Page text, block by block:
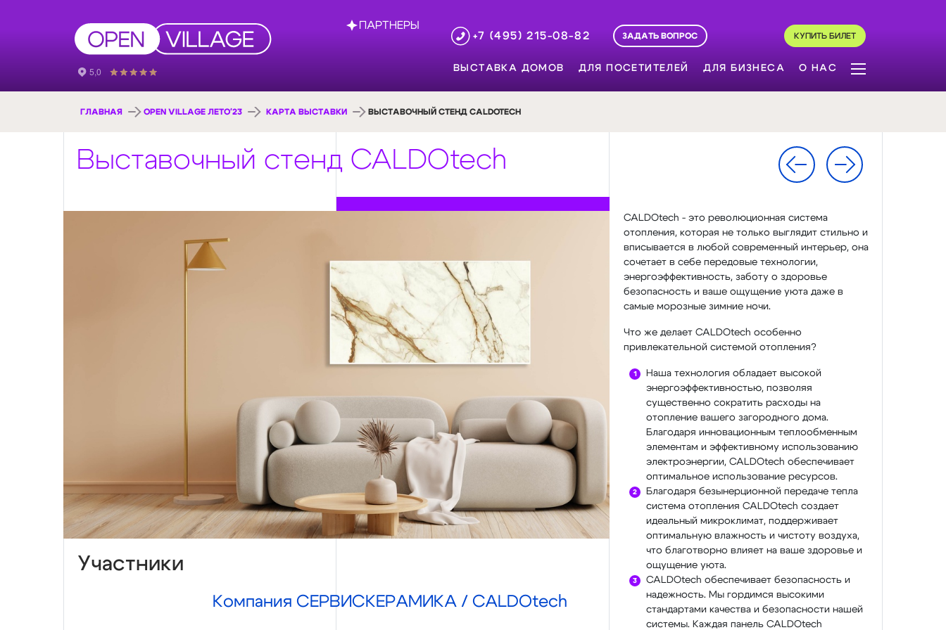
ПАРТНЕРЫ
+7 (495) 215-08-82
ЗАДАТЬ ВОПРОС КУПИТЬ БИЛЕТ
ВЫСТАВКА ДОМОВ ДЛЯ ПОСЕТИТЕЛЕЙ ДЛЯ БИЗНЕСА О НАС
ГЛАВНАЯ OPEN VILLAGE ЛЕТО'23 КАРТА ВЫСТАВКИ ВЫСТАВОЧНЫЙ СТЕНД CALDOTECH
Выставочный стенд CALDOtech
Участники
Компания СЕРВИСКЕРАМИКА / CALDOtech
CALDOtech - это революционная система
отопления, которая не только выглядит стильно и
вписывается в любой современный интерьер, она
сочетает в себе передовые технологии,
энергоэффективность, заботу о здоровье
безопасность и ваше ощущение уюта даже в
самые морозные зимние ночи.
Что же делает CALDOtech особенно
привлекательной системой отопления?
Наша технология обладает высокой
энергоэффективностью, позволяя
существенно сократить расходы на
отопление вашего загородного дома.
Благодаря инновационным теплообменным
элементам и эффективному использованию
электроэнергии, CALDOtech обеспечивает
оптимальное использование ресурсов.
Благодаря безынерционной передаче тепла
система отопления CALDOtech создает
идеальный микроклимат, поддерживает
оптимальную влажность и чистоту воздуха,
что благотворно влияет на ваше здоровье и
ощущение уюта.
CALDOtech обеспечивает безопасность и
надежность. Мы гордимся высокими
стандартами качества и безопасности нашей
системы. Каждая панель CALDOtech